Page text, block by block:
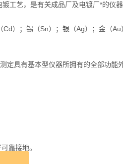
工艺，是有关成品厂及电镀厂*的仪器
）；锡（Sn）；银（Ag）；金（Au
定具有基本型仪器所拥有的全部功能
靠接地。